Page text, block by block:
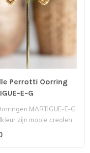
Perrotti Oorring
E-G
MARTIGUE-E-G
zijn mooie creolen
Belgische me..